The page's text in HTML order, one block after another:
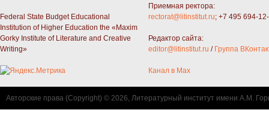
Federal State Budget Educational
Institution of Higher Education the «Maxim
Gorky Institute of Literature and Creative
Writing»
Приемная ректора:
rectorat@litinstitut.ru; +7 495 694-
Редактор сайта:
editor@litinstitut.ru / Группа
Канал в Max
Авторские права (Copyright) © 2026, Литературный институт имени А.М.